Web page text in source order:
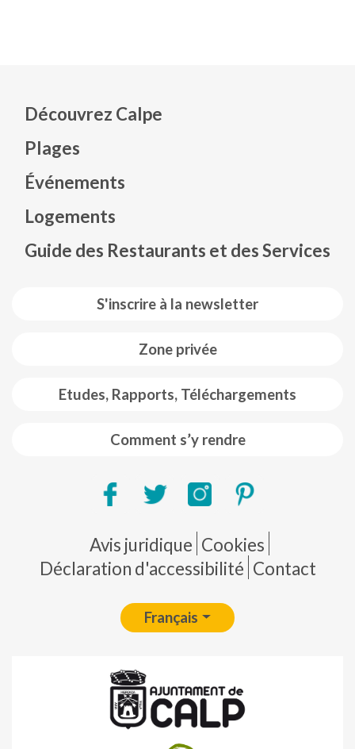
S'inscrire à la newsletter
Zone privée
Etudes, Rapports, Téléchargements
Comment s’y rendre
Découvrez Calpe
Plages
Événements
Logements
Guide des Restaurants et des Services
Pie de página
Avis juridique Cookies
Déclaration d'accessibilité Contact
Français